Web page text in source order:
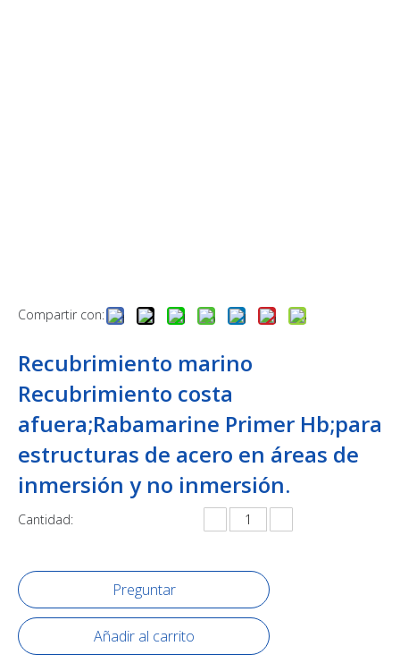
Compartir con:
Recubrimiento marino
Recubrimiento costa
afuera;Rabamarine Primer Hb;para
estructuras de acero en áreas de
inmersión y no inmersión.
Cantidad:
Preguntar
Añadir al carrito